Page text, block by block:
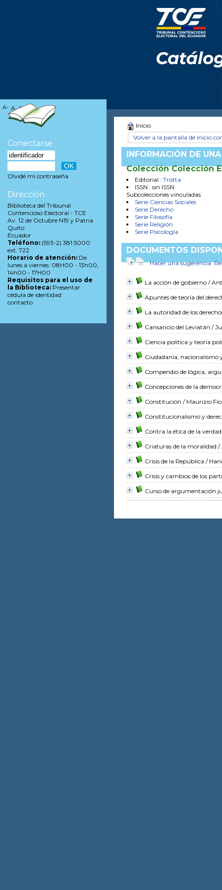
Inicio
Volver a la pantalla de inicio
INFORMACIÓN DE
Colección Colección
Editorial : Trotta
ISSN : sin ISSN
Subcolecciones vinculadas
Serie Ciencias Sociales
Serie Derecho
Serie Filosofía
Serie Religión
Serie Psicología
DOCUMENTOS
Hacer una sugerencia
La acción de gobierno /
Apuntes de teoría del
La autoridad de los
Cansancio del Leviatán /
Ciencia política y teoría
Ciudadanía, nacionalismo
Compendio de lógica,
Concepciones de la
Constitución / Maurizio
Constitucionalismo y
Contra la ética de la verdad
Criaturas de la moralidad /
Crisis de la República /
Crisis y cambios de los
Curso de argumentación
A- A A+
Conectarse
Olvidé mi contraseña
Dirección
Biblioteca del Tribunal
Contencioso Electoral - TCE
Av. 12 de Octubre N19 y Patria
Quito
Ecuador
Teléfono: (593-2) 381 5000
ext. 722
Horario de atención: De
lunes a viernes: 08H00 - 13h00,
14h00 - 17H00
Requisitos para el uso de
la Biblioteca: Presentar
cédula de identidad
contacto